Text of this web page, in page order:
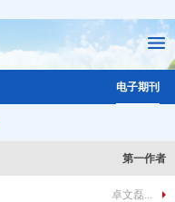
电子期刊
第一作者
卓文磊...